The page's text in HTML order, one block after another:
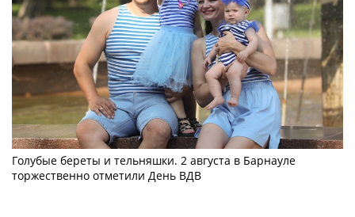
Голубые береты и тельняшки. 2 августа в Барнауле
торжественно отметили День ВДВ